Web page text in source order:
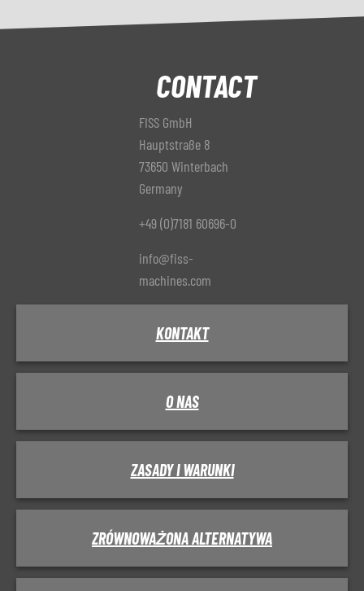
CONTACT
FISS GmbH
Hauptstraße 8
73650 Winterbach
Germany
+49 (0)7181 60696-0
info@fiss-
machines.com
KONTAKT
O NAS
ZASADY I WARUNKI
ZRÓWNOWAŻONA ALTERNATYWA